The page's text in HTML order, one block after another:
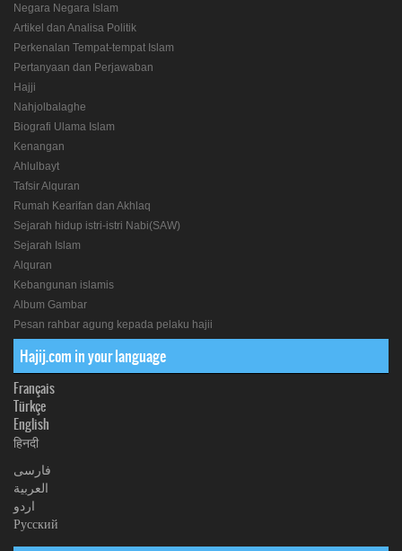
Negara Negara Islam
Artikel dan Analisa Politik
Perkenalan Tempat-tempat Islam
Pertanyaan dan Perjawaban
Hajji
Nahjolbalaghe
Biografi Ulama Islam
Kenangan
Ahlulbayt
Tafsir Alquran
Rumah Kearifan dan Akhlaq
Sejarah hidup istri-istri Nabi(SAW)
Sejarah Islam
Alquran
Kebangunan islamis
Album Gambar
Pesan rahbar agung kepada pelaku hajii
Hajij.com in your language
Français
Türkçe
English
हिनदी
فارسی
العربیة
اردو
Русский